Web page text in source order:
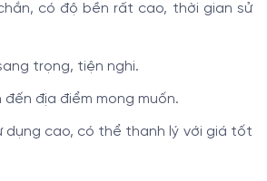
có độ bền rất cao, thời gian sử
trọng, tiện nghi.
địa điểm mong muốn.
dụng cao, có thể thanh lý với giá tốt